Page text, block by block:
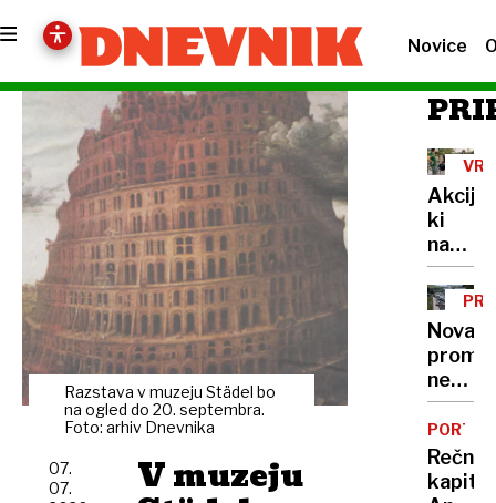
Novice
Razstava v muzeju Städel bo
na ogled do 20. septembra.
Foto: arhiv Dnevnika
V muzeju
07.
07.
VAL
Akcija,
ki
delita
hladno
vodo,
a
razlog
večji,
kot
se
Nova
zaprla
proti
Rečni